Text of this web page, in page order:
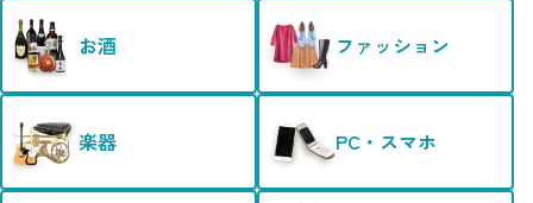
お酒 ファッション
楽器 PC・スマホ